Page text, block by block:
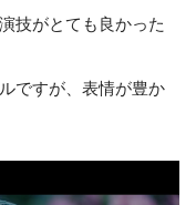
技がとても良かった
ですが、表情が豊か